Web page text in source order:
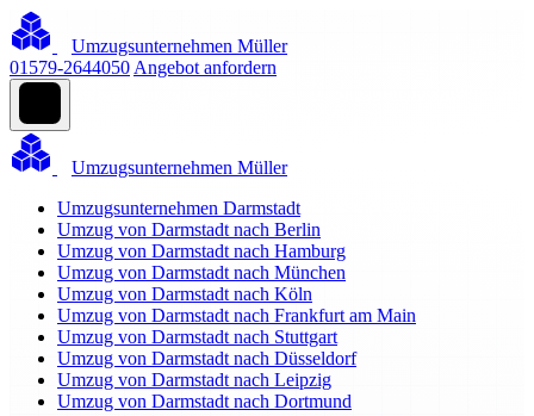
Umzugsunternehmen Müller
01579-2644050 Angebot anfordern
Umzugsunternehmen Müller
Umzugsunternehmen Darmstadt
Umzug von Darmstadt nach Berlin
Umzug von Darmstadt nach Hamburg
Umzug von Darmstadt nach München
Umzug von Darmstadt nach Köln
Umzug von Darmstadt nach Frankfurt am Main
Umzug von Darmstadt nach Stuttgart
Umzug von Darmstadt nach Düsseldorf
Umzug von Darmstadt nach Leipzig
Umzug von Darmstadt nach Dortmund